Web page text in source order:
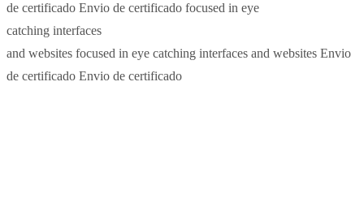
de certificado Envio de certificado focused in eye
catching interfaces
and websites focused in eye catching interfaces and websites Envio
de certificado Envio de certificado